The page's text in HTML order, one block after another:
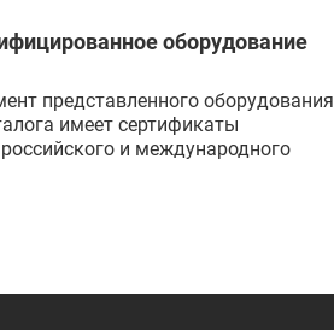
оборудование
представленного оборудования
имеет сертификаты
и международного